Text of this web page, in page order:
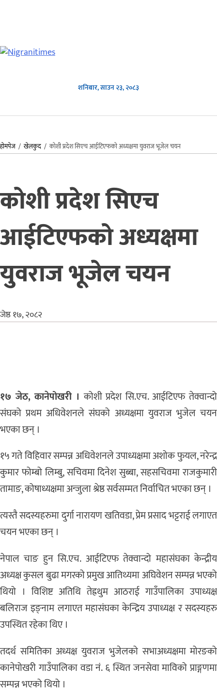
शनिबार, साउन २३, २०८३
होमपेज /खेलकुद / कोशी प्रदेश सिएच आईटिएफको अध्यक्षमा युवराज भूजेल चयन
कोशी प्रदेश सिएच
आईटिएफको अध्यक्षमा
युवराज भूजेल चयन
जेष्ठ १७, २०८२
१७ जेठ, कानेपोखरी । कोशी प्रदेश सि.एच. आईटिएफ तेक्वान्दो
संघको प्रथम अधिवेशनले संघको अध्यक्षमा युवराज भुजेल चयन
भएका छन् ।
१५ गते विहिवार सम्पन्न अधिवेशनले उपाध्यक्षमा अशोक फुयल, नरेन्द्र
कुमार फोम्बो लिम्बु, सचिवमा दिनेश सुब्बा, सहसचिवमा राजकुमारी
तामाङ, कोषाध्यक्षमा अन्जुला श्रेष्ठ सर्वसम्मत निर्वाचित भएका छन् ।
त्यस्तै सदस्यहरुमा दुर्गा नारायण खतिवडा, प्रेम प्रसाद भट्टराई लगाएत
चयन भएका छन् ।
नेपाल चाङ हुन सि.एच. आईटिएफ तेक्वान्दो महासंघका केन्द्रीय
अध्यक्ष कुसल बुढा मगरको प्रमुख आतिथ्यमा अघिवेशन सम्पन्न भएको
थियो । विशिष्ट अतिथि तेह्रथुम आठराई गाउँपालिका उपाध्यक्ष
बलिराज इङ्नाम लगाएत महासंघका केन्द्रिय उपाध्यक्ष र सदस्यहरु
उपस्थित रहेका थिए ।
तदर्थ समितिका अध्यक्ष युवराज भुजेलको सभाअध्यक्षमा मोरङको
कानेपोखरी गाउँपालिका वडा नं. ६ स्थित जनसेवा माविको प्राङ्गणमा
सम्पन्न भएको थियो ।